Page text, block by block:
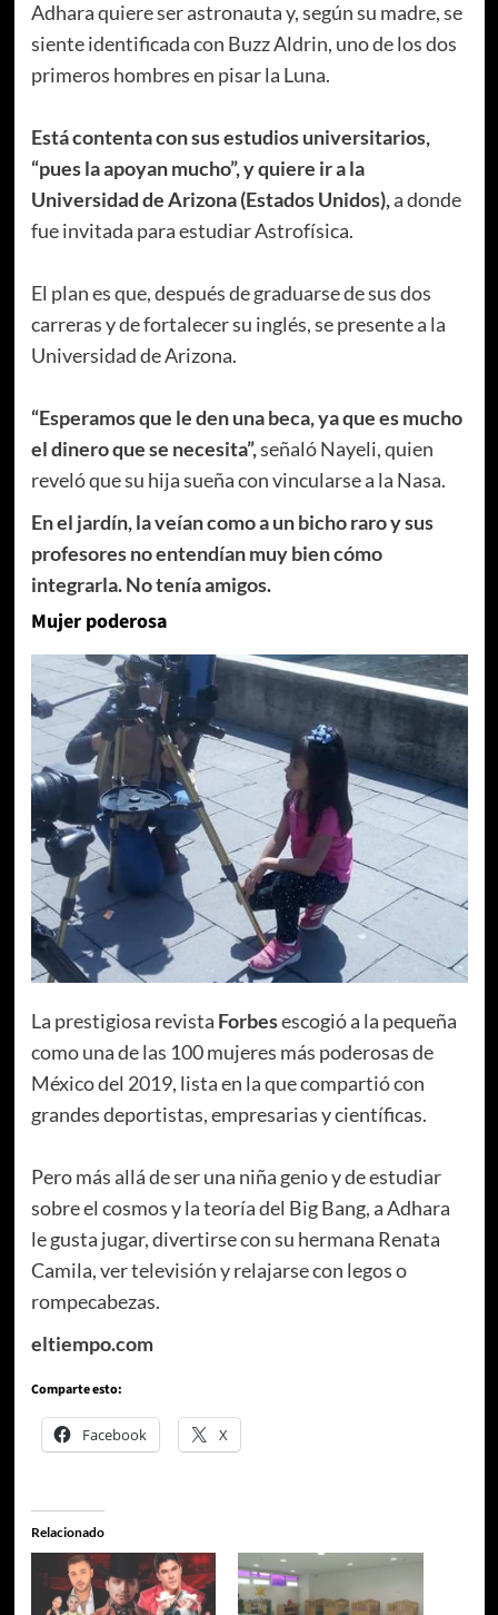
Adhara quiere ser astronauta y, según su madre, se
siente identificada con Buzz Aldrin, uno de los dos
primeros hombres en pisar la Luna.
Está contenta con sus estudios universitarios,
“pues la apoyan mucho”, y quiere ir a la
Universidad de Arizona (Estados Unidos),a donde
fue invitada para estudiar Astrofísica.
El plan es que, después de graduarse de sus dos
carreras y de fortalecer su inglés, se presente a la
Universidad de Arizona.
“Esperamos que le den una beca, ya que es mucho
el dinero que se necesita”,señaló Nayeli, quien
reveló que su hija sueña con vincularse a la Nasa.
En el jardín, la veían como a un bicho raro y sus
profesores no entendían muy bien cómo
integrarla. No tenía amigos.
Mujer poderosa
La prestigiosa revista Forbesescogió a la pequeña
como una de las 100 mujeres más poderosas de
México del 2019, lista en la que compartió con
grandes deportistas, empresarias y científicas.
Pero más allá de ser una niña genio y de estudiar
sobre el cosmos y la teoría del Big Bang, a Adhara
le gusta jugar, divertirse con su hermana Renata
Camila, ver televisión y relajarse con legos o
rompecabezas.
eltiempo.com
Comparte esto:
Facebook X
Relacionado